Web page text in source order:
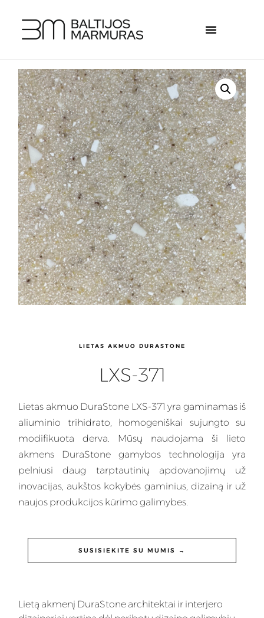
LIETAS AKMUO DURASTONE
LXS-371
Lietas akmuo DuraStone LXS-371 yra gaminamas iš
aliuminio trihidrato, homogeniškai sujungto su
modifikuota derva. Mūsų naudojama ši
lieto
akmens DuraStone gamybos technologija yra
pelniusi daug tarptautinių apdovanojimų už
inovacijas, aukštos kokybės gaminius, dizainą ir už
naujos produkcijos kūrimo galimybes.
SUSISIEKITE SU MUMIS →
Lietą akmenį DuraStone architektai ir interjero